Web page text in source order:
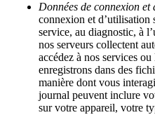
Données de connexion et
connexion et d’utilisation
service, au diagnostic, à
nos serveurs collectent
accédez à nos services
enregistrons dans des
manière dont vous
journal peuvent inclure
sur votre appareil, votre